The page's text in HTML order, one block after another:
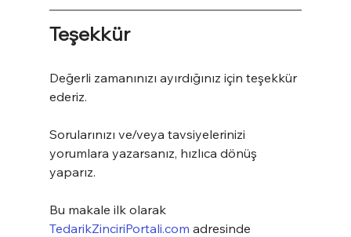
Teşekkür
Değerli zamanınızı ayırdığınız için teşekkür
ederiz.
Sorularınızı ve/veya tavsiyelerinizi
yorumlara yazarsanız, hızlıca dönüş
yaparız.
Bu makale ilk olarak
TedarikZinciriPortali.com adresinde